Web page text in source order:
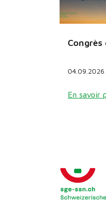
Congrès
04.09.2026
En savoir